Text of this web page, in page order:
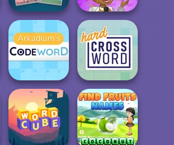
4 Pix Word Quiz Text Talk
Arkadium's
Codeword
Hard Crossword